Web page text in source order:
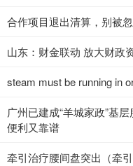
合作项目退出清算，别被
山东：财金联动 放大财政
steam must be running in
广州已建成“羊城家政”基
便利又靠谱
牵引治疗腰间盘突出（牵引